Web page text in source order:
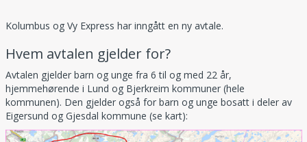
Kolumbus og Vy Express har inngått en ny avtale.
Hvem avtalen gjelder for?
Avtalen gjelder barn og unge fra 6 til og med 22 år,
hjemmehørende i Lund og Bjerkreim kommuner (hele
kommunen). Den gjelder også for barn og unge bosatt i deler av
Eigersund og Gjesdal kommune (se kart):